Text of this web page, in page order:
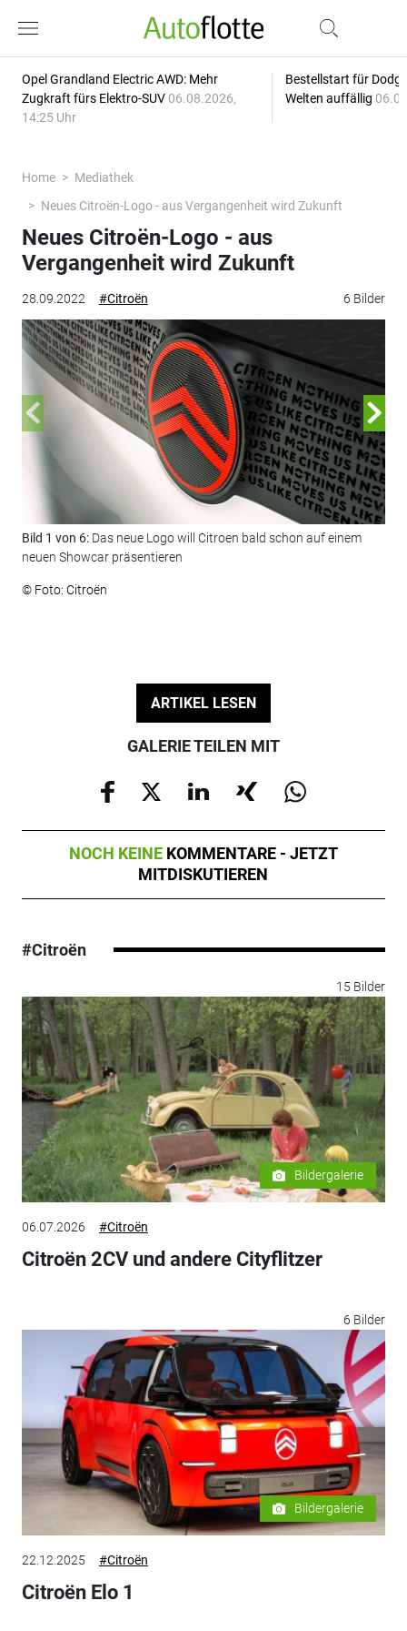
Opel Grandland Electric AWD: Mehr
Zugkraft fürs Elektro-SUV 06.08.2026,
14:25 Uhr
Bestellstart für
Welten auffällig
Home
Mediathek
Neues Citroën-Logo - aus Vergangenheit wird Zukunft
28.09.2022 #Citroën 6 Bilder
Neues Citroën-Logo - aus
Vergangenheit wird Zukunft
Bild 1 von 6: Das neue Logo will Citroen bald schon auf einem
neuen Showcar präsentieren
© Foto: Citroën
ARTIKEL LESEN
GALERIE TEILEN MIT
NOCH KEINE KOMMENTARE - JETZT
MITDISKUTIEREN
#Citroën
15 Bilder
Bildergalerie
06.07.2026 #Citroën
Citroën 2CV und andere Cityflitzer
6 Bilder
Bildergalerie
22.12.2025 #Citroën
Citroën Elo 1